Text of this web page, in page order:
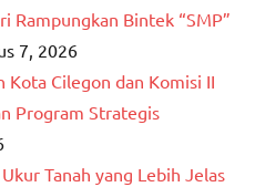
Rampungkan Bintek “SMP”
7, 2026
Kota Cilegon dan Komisi II
Program Strategis
Tanah yang Lebih Jelas